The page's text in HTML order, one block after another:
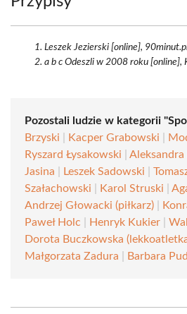
Leszek Jezierski [online],
a b c Odeszli w 2008 roku [online],
Pozostali ludzie w kategorii
Brzyski
Kacper Grabowski
Ryszard Łysakowski
Aleksandra
Jasina
Leszek Sadowski
Szałachowski
Karol Struski
Andrzej Głowacki (piłkarz)
Paweł Holc
Henryk Kukier
Dorota Buczkowska
Małgorzata Zadura
Barbara